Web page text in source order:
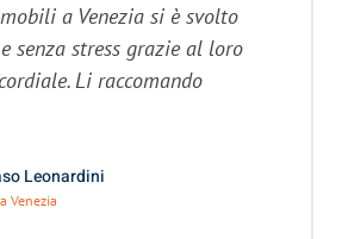
a Venezia si è svolto
senza stress grazie al loro
Li raccomando
Leonardini
Venezia